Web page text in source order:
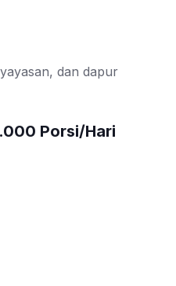
dan dapur
Porsi/Hari